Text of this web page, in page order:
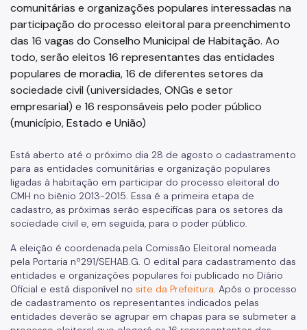
Regularização Fundiária
Urbanização de Favelas
PPP
Legislações
Notícias
Imprensa
comunitárias e organizações populares interessadas na
participação do processo eleitoral para preenchimento
das 16 vagas do Conselho Municipal de Habitação. Ao
todo, serão eleitos 16 representantes das entidades
populares de moradia, 16 de diferentes setores da
sociedade civil (universidades, ONGs e setor
empresarial) e 16 responsáveis pelo poder público
(município, Estado e União)
Está aberto até o próximo dia 28 de agosto o cadastramento
para as entidades comunitárias e organização populares
ligadas à habitação em participar do processo eleitoral do
CMH no biênio 2013-2015. Essa é a primeira etapa de
cadastro, as próximas serão especificas para os setores da
sociedade civil e, em seguida, para o poder público.
A eleição é coordenada.pela Comissão Eleitoral nomeada
pela Portaria nº291/SEHAB.G. O edital para cadastramento das
entidades e organizações populares foi publicado no Diário
Oficial e está disponível no site da Prefeitura. Após o processo
de cadastramento os representantes indicados pelas
entidades deverão se agrupar em chapas para se submeter a